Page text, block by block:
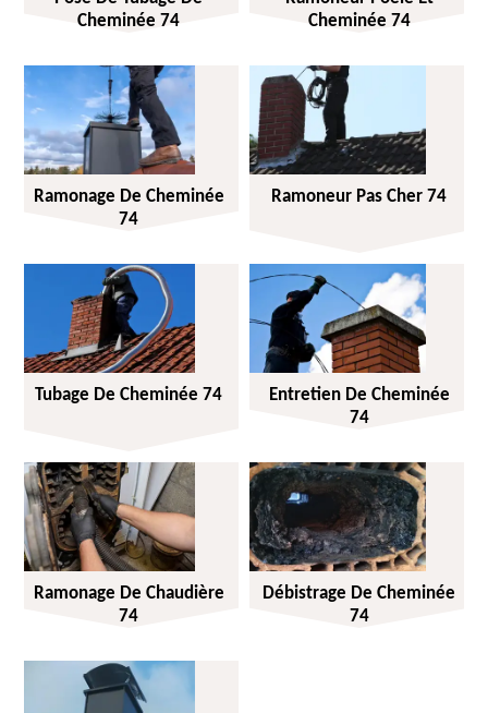
Cheminée 74
Cheminée 74
Ramonage De Cheminée
74
Ramoneur Pas Cher 74
Tubage De Cheminée 74
Entretien De Cheminée
74
Ramonage De Chaudière
74
Débistrage De Cheminée
74